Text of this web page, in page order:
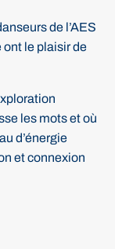
de l’AES
le plaisir de
les mots et où
d’énergie
et connexion